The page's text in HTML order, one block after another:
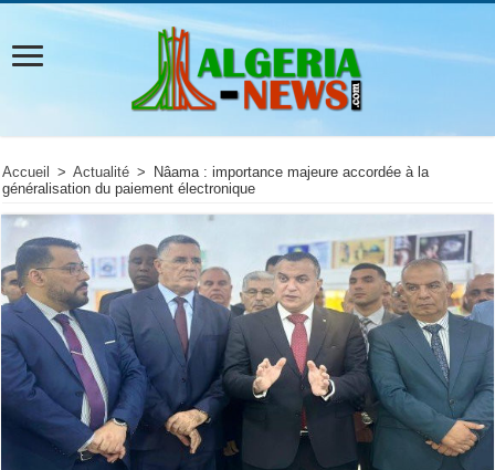
Accueil > Actualité >
Nâama : importance majeure accordée à la
généralisation du paiement électronique